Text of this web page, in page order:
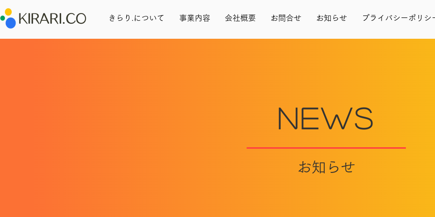
きらり.について 事業内容 会社概要 お問合せ お知らせ プライバシーポリシ
NEws
​お知らせ